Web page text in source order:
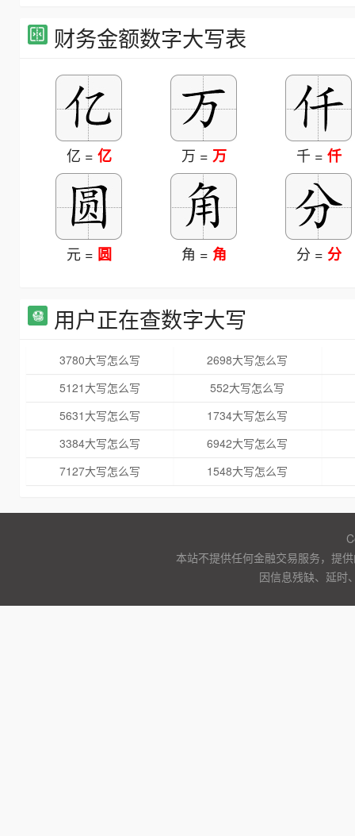
财务金额数字大写表
亿 = 亿 万 = 万 千 = 仟
元 = 圆 角 = 角 分 = 分
用户正在查数字大写
3780大写怎么写
2698大写怎么写
5121大写怎么写
552大写怎么写
5631大写怎么写
1734大写怎么写
3384大写怎么写
6942大写怎么写
7127大写怎么写
1548大写怎么写
本站不提供任何金融交易服务，提
因信息残缺、延时